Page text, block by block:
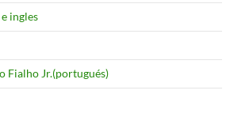
ingles
Fialho Jr.(portugués)